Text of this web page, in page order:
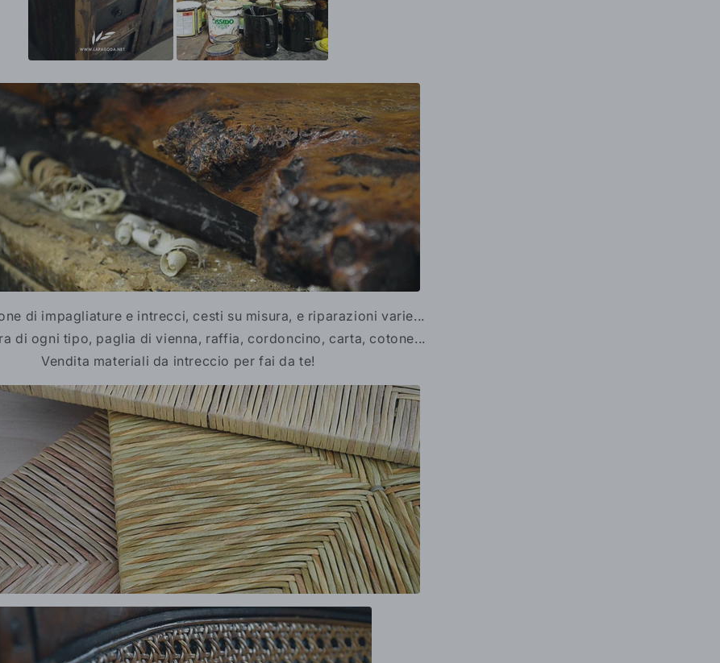
di impagliature e intrecci, cesti su misura, e riparazioni varie...
di ogni tipo, paglia di vienna, raffia, cordoncino, carta, cotone...
Vendita materiali da intreccio per fai da te!